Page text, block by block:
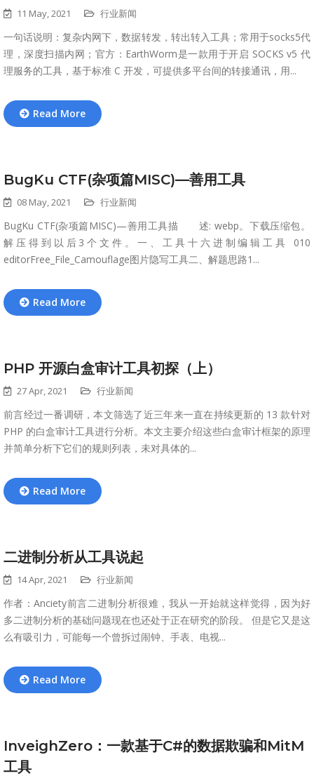
11 May, 2021 行业新闻
一句话说明：复杂内网下，数据转发，转出转入工具；常用于socks5代
理，深度扫描内网；官方：EarthWorm是一款用于开启 SOCKS v5 代
理服务的工具，基于标准 C 开发，可提供多平台间的转接通讯，用...
Read More
BugKu CTF(杂项篇MISC)—善用工具
08 May, 2021 行业新闻
BugKu CTF(杂项篇MISC)—善用工具描 述: webp。下载压缩包。
解压得到以后3个文件。一、工具十六进制编辑工具 010
editorFree_File_Camouflage图片隐写工具二、解题思路1...
Read More
PHP 开源白盒审计工具初探（上）
27 Apr, 2021 行业新闻
前言经过一番调研，本文筛选了近三年来一直在持续更新的 13 款针对
PHP 的白盒审计工具进行分析。本文主要介绍这些白盒审计框架的原理
并简单分析下它们的规则列表，未对具体的...
Read More
二进制分析从工具说起
14 Apr, 2021 行业新闻
作者：Anciety前言二进制分析很难，我从一开始就这样觉得，因为好
多二进制分析的基础问题现在也还处于正在研究的阶段。 但是它又是这
么有吸引力，可能每一个曾拆过闹钟、手表、电视...
Read More
InveighZero：一款基于C#的数据欺骗和MitM
工具